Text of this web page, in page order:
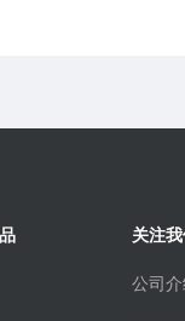
关注
公司